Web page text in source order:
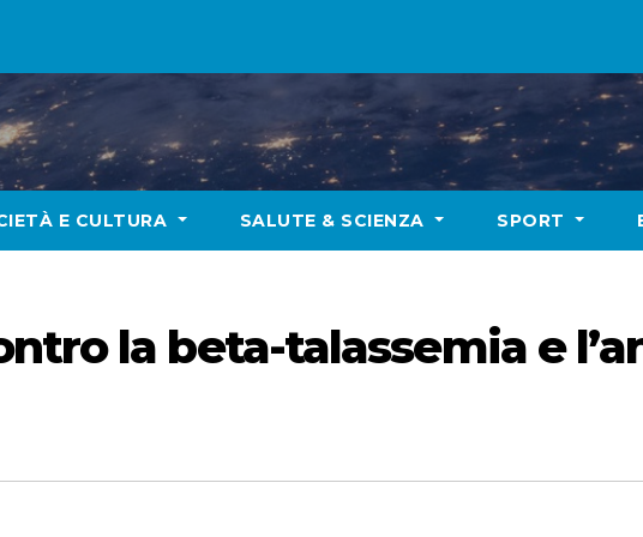
E CULTURA SALUTE & SCIENZA SPORT
la beta-talassemia e